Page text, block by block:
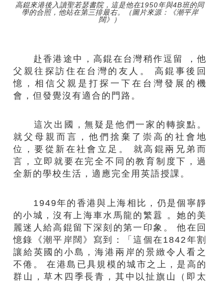
高錕來港後入讀聖若瑟書院，這是他在1950年與4B班的同
學的合照，他站在第三排最右。（圖片來源：《潮平岸
闊》）
赴香港途中，高錕在台灣稍作逗留 ，他
父親往探訪住在台灣的友人。 高錕事後回
憶，相信父親是打探一下在台灣發展的機
會，但發覺沒有適合的門路。
這次出國，無疑是他們一家的轉捩點。
就父母親而言，他們捨棄了崇高的社會地
位，要從新在社會立足。 就高錕兩兄弟而
言，立即就要在完全不同的教育制度下，過
全新的學校生活，適應完全用英語授課。
1949年的香港與上海相比，仍是個寧靜
的小城，沒有上海車水馬龍的繁囂 。她的美
麗迷人給高錕留下深刻的第一印象。 他在回
憶錄《潮平岸闊》寫到：「這個在1842年割
讓給英國的小島，海港兩岸的景緻令人看之
不倦。 在港島已具規模的城市之上，是高的
群山，草木四季長青，其中以扯旗山（即太